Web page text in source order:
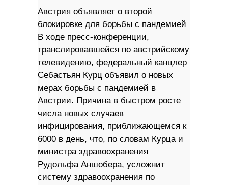
Австрия объявляет о второй
блокировке для борьбы с пандемией
В ходе пресс-конференции,
транслировавшейся по австрийскому
телевидению, федеральный канцлер
Себастьян Курц объявил о новых
мерах борьбы с пандемией в
Австрии. Причина в быстром росте
числа новых случаев
инфицирования, приближающемся к
6000 в день, что, по словам Курца и
министра здравоохранения
Рудольфа Аншобера, усложнит
систему здравоохранения по